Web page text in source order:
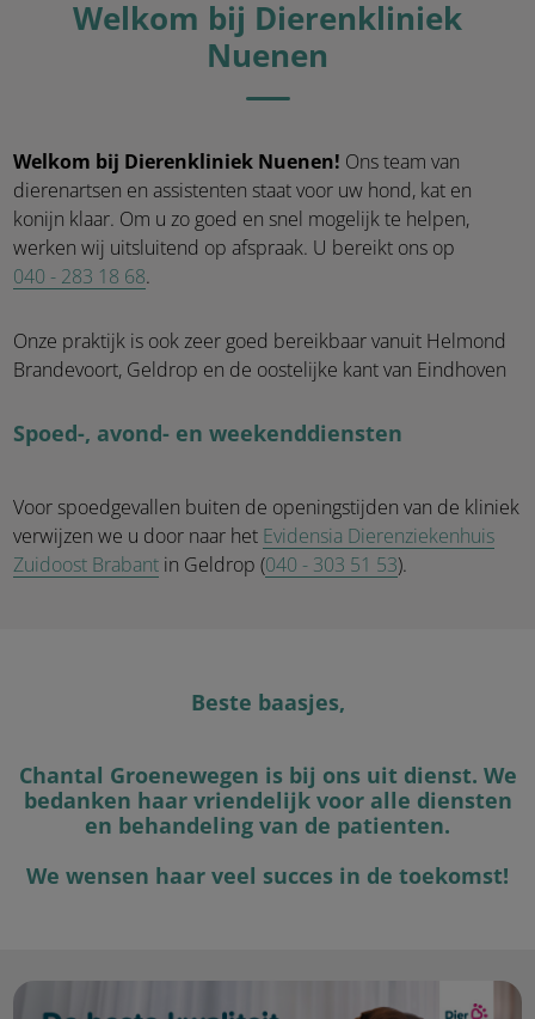
Welkom bij Dierenkliniek
Nuenen
Welkom bij Dierenkliniek Nuenen! Ons team van
dierenartsen en assistenten staat voor uw hond, kat en
konijn klaar. Om u zo goed en snel mogelijk te helpen,
werken wij uitsluitend op afspraak. U bereikt ons op
040 - 283 18 68.
Onze praktijk is ook zeer goed bereikbaar vanuit Helmond
Brandevoort, Geldrop en de oostelijke kant van Eindhoven
Spoed-, avond- en weekenddiensten
Voor spoedgevallen buiten de openingstijden van de kliniek
verwijzen we u door naar het Evidensia Dierenziekenhuis
Zuidoost Brabant in Geldrop (040 - 303 51 53).
Beste baasjes,
Chantal Groenewegen is bij ons uit dienst. We
bedanken haar vriendelijk voor alle diensten
en behandeling van de patienten.
We wensen haar veel succes in de toekomst!